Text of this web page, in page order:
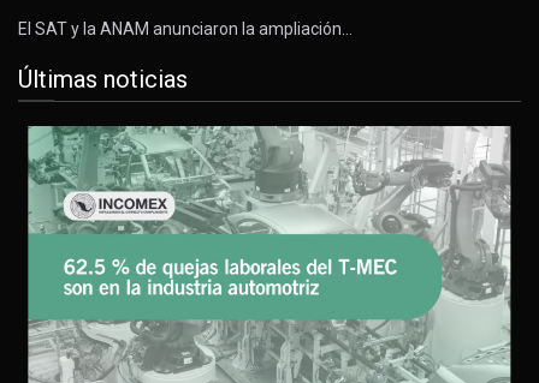
El SAT y la ANAM anunciaron la ampliación…
Últimas noticias